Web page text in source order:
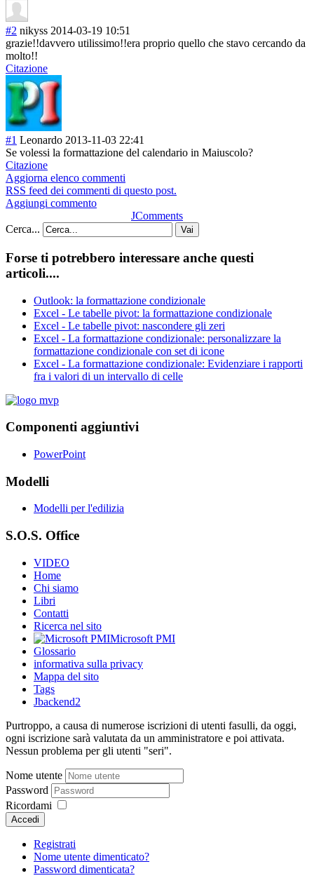
#2 nikyss 2014-03-19 10:51
grazie!!davvero utilissimo!!era proprio quello che stavo cercando da
molto!!
Citazione
#1 Leonardo 2013-11-03 22:41
Se volessi la formattazione del calendario in Maiuscolo?
Citazione
Aggiorna elenco commenti
RSS feed dei commenti di questo post.
Aggiungi commento
JComments
Cerca...
Vai
Forse ti potrebbero interessare anche questi
articoli....
Outlook: la formattazione condizionale
Excel - Le tabelle pivot: la formattazione condizionale
Excel - Le tabelle pivot: nascondere gli zeri
Excel - La formattazione condizionale: personalizzare la
formattazione condizionale con set di icone
Excel - La formattazione condizionale: Evidenziare i rapporti
fra i valori di un intervallo di celle
Componenti aggiuntivi
PowerPoint
Modelli
Modelli per l'edilizia
S.O.S. Office
VIDEO
Home
Chi siamo
Libri
Contatti
Ricerca nel sito
Microsoft PMI
Glossario
informativa sulla privacy
Mappa del sito
Tags
Jbackend2
Purtroppo, a causa di numerose iscrizioni di utenti fasulli, da oggi,
ogni iscrizione sarà valutata da un amministratore e poi attivata.
Nessun problema per gli utenti "seri".
Nome utente
Password
Ricordami
Accedi
Registrati
Nome utente dimenticato?
Password dimenticata?